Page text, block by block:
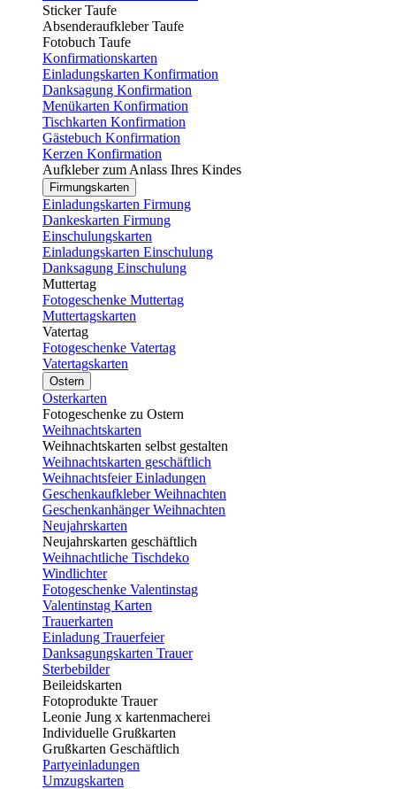
Sticker Taufe
Absenderaufkleber Taufe
Fotobuch Taufe
Konfirmationskarten
Einladungskarten Konfirmation
Danksagung Konfirmation
Menükarten Konfirmation
Tischkarten Konfirmation
Gästebuch Konfirmation
Kerzen Konfirmation
Aufkleber zum Anlass Ihres Kindes
Firmungskarten
Einladungskarten Firmung
Dankeskarten Firmung
Einschulungskarten
Einladungskarten Einschulung
Danksagung Einschulung
Muttertag
Fotogeschenke Muttertag
Muttertagskarten
Vatertag
Fotogeschenke Vatertag
Vatertagskarten
Ostern
Osterkarten
Fotogeschenke zu Ostern
Weihnachtskarten
Weihnachtskarten selbst gestalten
Weihnachtskarten geschäftlich
Weihnachtsfeier Einladungen
Geschenkaufkleber Weihnachten
Geschenkanhänger Weihnachten
Neujahrskarten
Neujahrskarten geschäftlich
Weihnachtliche Tischdeko
Windlichter
Fotogeschenke Valentinstag
Valentinstag Karten
Trauerkarten
Einladung Trauerfeier
Danksagungskarten Trauer
Sterbebilder
Beileidskarten
Fotoprodukte Trauer
Leonie Jung x kartenmacherei
Individuelle Grußkarten
Grußkarten Geschäftlich
Partyeinladungen
Umzugskarten